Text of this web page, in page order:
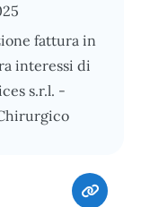
fattura in
interessi di
s.r.l. -